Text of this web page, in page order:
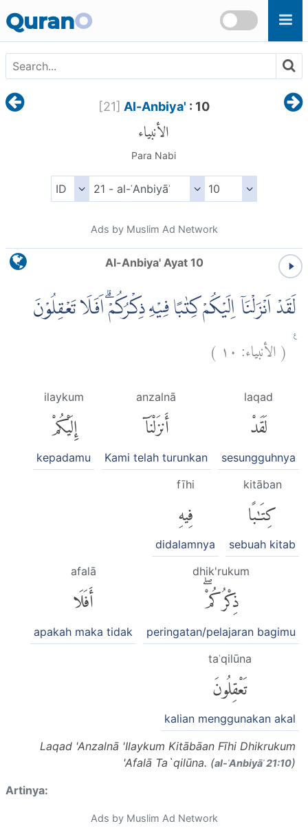
QuranO
[21] Al-Anbiya' : 10
الأنبياء
Para Nabi
Ads by Muslim Ad Network
Al-Anbiya' Ayat 10
لَقَدْ اَنْزَلْنَآ اِلَيْكُمْ كِتٰبًا فِيْهِ ذِكْرُكُمْۗ اَفَلَا تَعْقِلُوْنَ
(الأنبياء: ١٠ )
laqad
لَقَدْ
sesungguhnya
anzalnā
أَنزَلْنَآ
Kami telah turunkan
ilaykum
إِلَيْكُمْ
kepadamu
kitāban
كِتَٰبًا
sebuah kitab
fīhi
فِيهِ
didalamnya
dhik'rukum
ذِكْرُكُمْۖ
peringatan/pelajaran bagimu
afalā
أَفَلَا
apakah maka tidak
taʿqilūna
تَعْقِلُونَ
kalian menggunakan akal
Laqad 'Anzalnā 'Ilaykum Kitābāan Fīhi Dhikrukum
'Afalā Ta`qilūna. (al-ʾAnbiyāʾ 21:10)
Artinya:
Ads by Muslim Ad Network